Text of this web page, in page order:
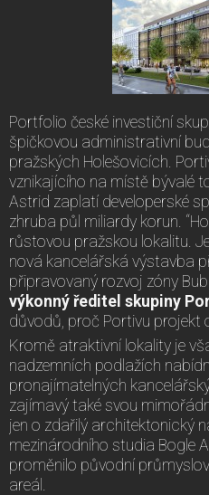
Portfolio české investiční
špičkovou administrativní
pražských Holešovicích.
vznikajícího na místě bývalé
Astrid zaplatí developerské
zhruba půl miliardy korun.
růstovou pražskou lokalitu.
nová kancelářská výstavba
připravovaný rozvoj zóny
výkonný ředitel skupiny
důvodů, proč Portivu projekt
Kromě atraktivní lokality je
nadzemních podlažích
pronajímatelných
zajímavý také svou
jen o zdařilý architektonický
mezinárodního studia Bogle
proměnilo původní
areál.